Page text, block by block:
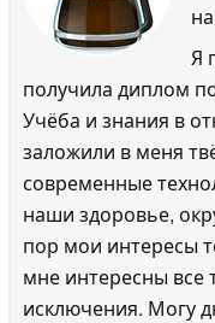
Я
получила диплом
Учёба и знания в
заложили в меня
современные
наши здоровье,
пор мои интересы
мне интересны все
исключения. Могу